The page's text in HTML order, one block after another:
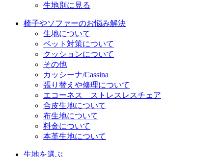
生地別に見る
椅子やソファーのお悩み解決
生地について
ペット対策について
クッションについて
その他
カッシーナ/Cassina
張り替えや修理について
エコーネス ストレスレスチェア
合皮生地について
布生地について
料金について
本革生地について
生地を選ぶ